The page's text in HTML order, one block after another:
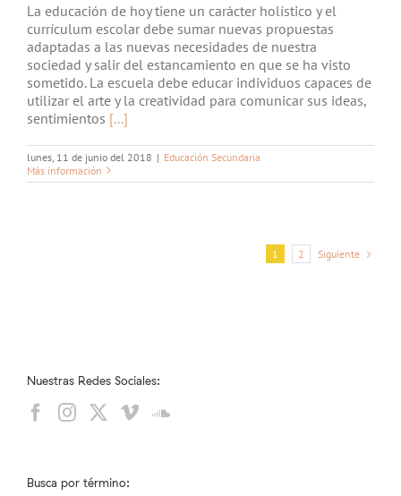
La educación de hoy tiene un carácter holístico y el
currículum escolar debe sumar nuevas propuestas
adaptadas a las nuevas necesidades de nuestra
sociedad y salir del estancamiento en que se ha visto
sometido. La escuela debe educar individuos capaces de
utilizar el arte y la creatividad para comunicar sus ideas,
sentimientos [...]
lunes, 11 de junio del 2018 | Educación Secundaria
Más información
1 2 Siguiente
Nuestras Redes Sociales:
Busca por término: